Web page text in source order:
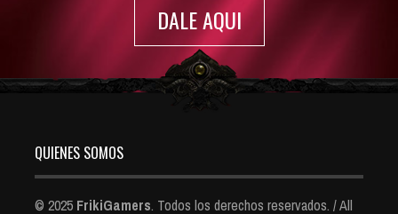
DALE AQUI
QUIENES SOMOS
© 2025 FrikiGamers. Todos los derechos reservados. / All